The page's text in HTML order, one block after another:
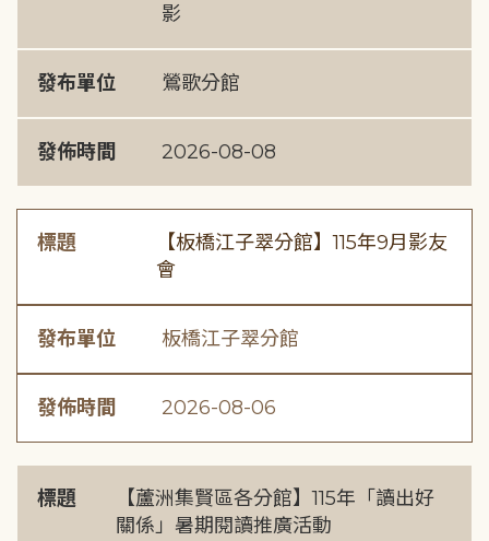
影
發布單位 鶯歌分館
發佈時間 2026-08-08
標題
【板橋江子翠分館】115年9月影友
會
發布單位 板橋江子翠分館
發佈時間 2026-08-06
標題
【蘆洲集賢區各分館】115年「讀出好
關係」暑期閱讀推廣活動